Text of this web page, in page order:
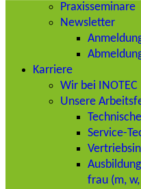
Praxisseminare
Newsletter
Karriere
Wir bei INOTEC
Unsere
Service-
frau (m,